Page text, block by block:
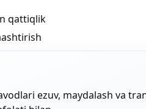
qattiqlik
ezuv, maydalash va